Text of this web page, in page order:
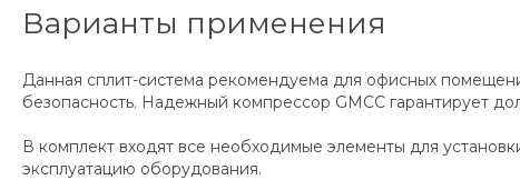
Варианты применения
Данная сплит-система рекомендуема для офисных
безопасность. Надежный компрессор GMCC гарантирует
В комплект входят все необходимые элементы для
эксплуатацию оборудования.